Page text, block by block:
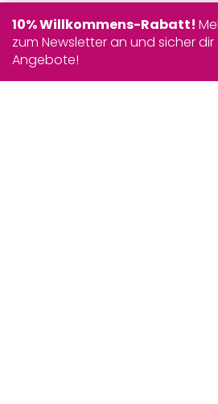
10% Willkommens-Rabatt!
zum Newsletter an und sicher dir
Angebote!